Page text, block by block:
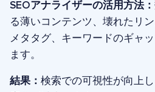
SEOアナライザーの活用方法：
る薄いコンテンツ、壊れたリ
メタタグ、キーワードのギャ
ます。
結果： 検索での可視性が向上